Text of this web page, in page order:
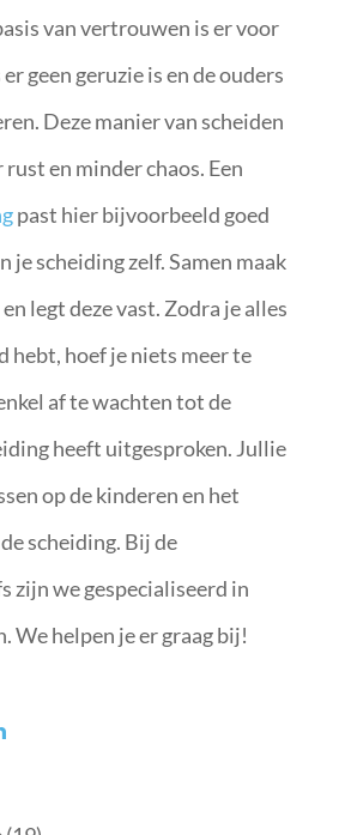
van vertrouwen is er voor
geen geruzie is en de ouders
Deze manier van scheiden
en minder chaos. Een
past hier bijvoorbeeld goed
je scheiding zelf. Samen maak
legt deze vast. Zodra je alles
hebt, hoef je niets meer te
af te wachten tot de
heeft uitgesproken. Jullie
op de kinderen en het
scheiding. Bij de
zijn we gespecialiseerd in
We helpen je er graag bij!